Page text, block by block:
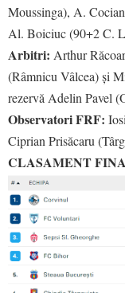
Moussinga), A.
Al. Boiciuc (90+2 C.
Arbitri: Arthur
(Râmnicu Vâlcea) și
rezervă Adelin Pavel
Observatori FRF:
Ciprian Prisăcaru
CLASAMENT